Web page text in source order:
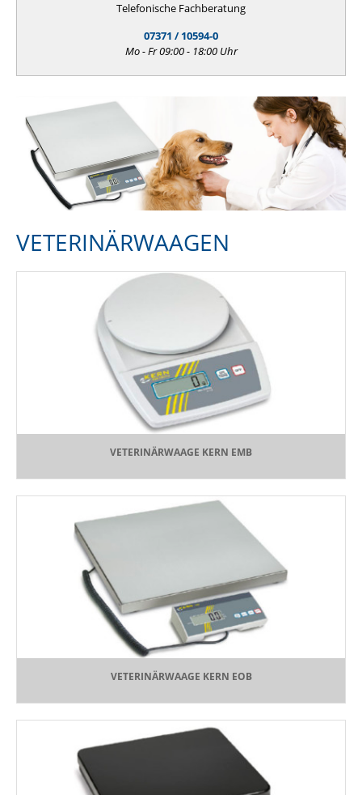
Telefonische Fachberatung
07371 / 10594-0
Mo - Fr 09:00 - 18:00 Uhr
VETERINÄRWAAGEN
VETERINÄRWAAGE KERN EMB
VETERINÄRWAAGE KERN EOB